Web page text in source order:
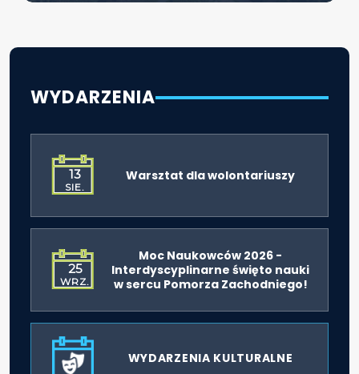
WYDARZENIA
13
SIE.
Warsztat dla wolontariuszy
25
WRZ.
Moc Naukowców 2026 -
Interdyscyplinarne święto nauki
w sercu Pomorza Zachodniego!
WYDARZENIA KULTURALNE